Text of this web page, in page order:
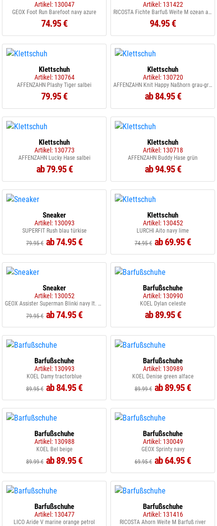
Artikel: 130047
GEOX Foot Run Barefoot navy azure
74.95 €
Artikel: 131422
RICOSTA Fichte Barfuß Weite M ozean adriatic vegan
94.95 €
Klettschuh
Artikel: 130764
AFFENZAHN Plashy Tiger salbei
79.95 €
Klettschuh
Artikel: 130720
AFFENZAHN Knit Happy Naßhorn grau-grün
ab 84.95 €
Klettschuh
Artikel: 130773
AFFENZAHN Lucky Hase salbei
ab 79.95 €
Klettschuh
Artikel: 130718
AFFENZAHN Buddy Hase grün
ab 94.95 €
Sneaker
Artikel: 130093
SUPERFIT Rush blau türkise
79.95 € ab 74.95 €
Klettschuh
Artikel: 130452
LURCHI Aito navy lime
74.95 € ab 69.95 €
Sneaker
Artikel: 130052
GEOX Assister Superman Blinki navy lt. blue
79.95 € ab 74.95 €
Barfußschuhe
Artikel: 130990
KOEL Dylan celeste
ab 89.95 €
Barfußschuhe
Artikel: 130993
KOEL Damy tractorblue
89.95 € ab 84.95 €
Barfußschuhe
Artikel: 130989
KOEL Denise green alface
89.99 € ab 89.95 €
Barfußschuhe
Artikel: 130988
KOEL Bel beige
89.99 € ab 89.95 €
Barfußschuhe
Artikel: 130049
GEOX Sprinty navy
69.95 € ab 64.95 €
Barfußschuhe
Artikel: 130477
LICO Aride V marine orange petrol
Barfußschuhe
Artikel: 131416
RICOSTA Ahorn Weite M Barfuß river